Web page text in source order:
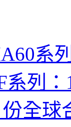
系
系列：
全球